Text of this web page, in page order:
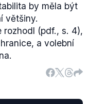
by měla být
většiny.
rozhodl (pdf., s. 4),
a volební